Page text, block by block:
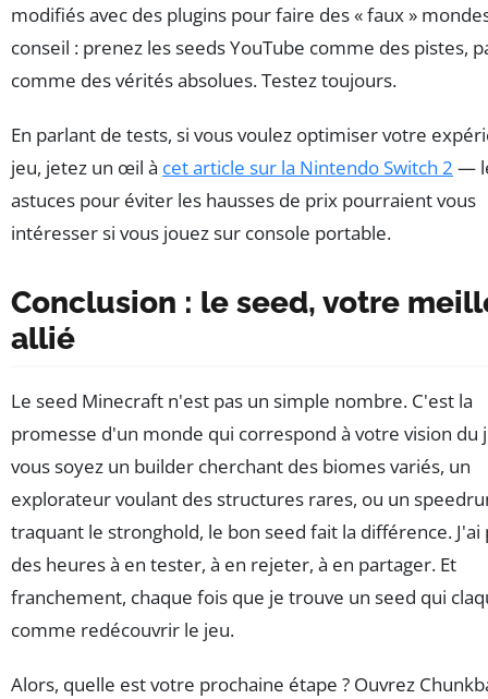
modifiés avec des plugins pour faire des « faux »
conseil : prenez les seeds YouTube comme des pistes,
comme des vérités absolues. Testez toujours.
En parlant de tests, si vous voulez optimiser votre
jeu, jetez un œil à cet article sur la Nintendo Switch 2 —
astuces pour éviter les hausses de prix pourraient vous
intéresser si vous jouez sur console portable.
Conclusion : le seed, votre
allié
Le seed Minecraft n'est pas un simple nombre. C'est la
promesse d'un monde qui correspond à votre vision du
vous soyez un builder cherchant des biomes variés, un
explorateur voulant des structures rares, ou un
traquant le stronghold, le bon seed fait la différence. J'ai
des heures à en tester, à en rejeter, à en partager. Et
franchement, chaque fois que je trouve un seed qui
comme redécouvrir le jeu.
Alors, quelle est votre prochaine étape ? Ouvrez